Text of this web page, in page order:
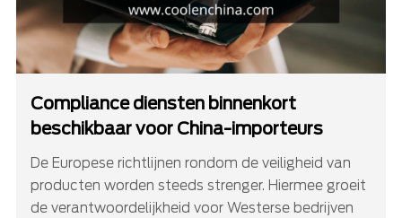
Compliance diensten binnenkort
beschikbaar voor China-importeurs
De Europese richtlijnen rondom de veiligheid van
producten worden steeds strenger. Hiermee groeit
de verantwoordelijkheid voor Westerse bedrijven